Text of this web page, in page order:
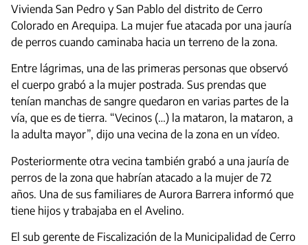
Vivienda San Pedro y San Pablo del distrito de Cerro
Colorado en Arequipa. La mujer fue atacada por una jauría
de perros cuando caminaba hacia un terreno de la zona.
Entre lágrimas, una de las primeras personas que observó
el cuerpo grabó a la mujer postrada. Sus prendas que
tenían manchas de sangre quedaron en varias partes de la
vía, que es de tierra. “Vecinos (…) la mataron, la mataron, a
la adulta mayor”, dijo una vecina de la zona en un vídeo.
Posteriormente otra vecina también grabó a una jauría de
perros de la zona que habrían atacado a la mujer de 72
años. Una de sus familiares de Aurora Barrera informó que
tiene hijos y trabajaba en el Avelino.
El sub gerente de Fiscalización de la Municipalidad de Cerro